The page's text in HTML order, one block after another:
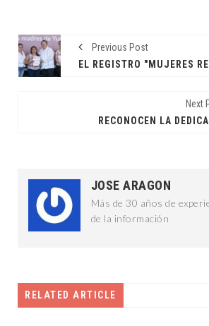
Previous Post
Next
JOSE ARAGON
Más de 30 años de
de la información
RELATED ARTICLE